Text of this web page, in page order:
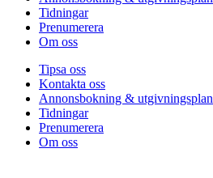
Tidningar
Prenumerera
Om oss
Tipsa oss
Kontakta oss
Annonsbokning & utgivningsplan
Tidningar
Prenumerera
Om oss